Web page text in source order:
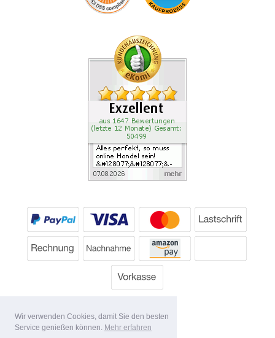
Wir verwenden Cookies, damit Sie den besten
Service genießen können. Mehr erfahren